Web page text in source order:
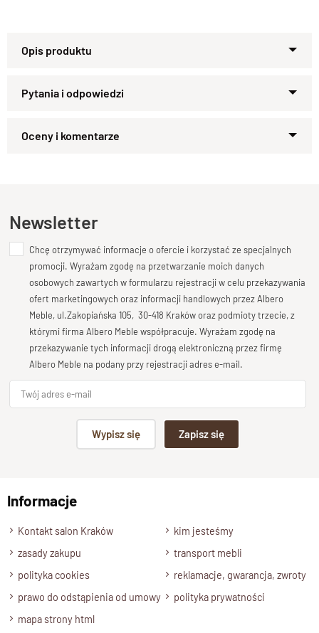
100% lite drewno Palisander Indyjski
Zapytaj o produkt
Dodaj opinię o produkcie
Twoja ocena
Bardzo dobry
Twoja opinia o produkcie
Podpis
Wyślij opinię
Newsletter
Chcę otrzymywać informacje o ofercie i korzystać ze specjalnych
promocji. Wyrażam zgodę na przetwarzanie moich danych
osobowych zawartych w formularzu rejestracji w celu przekazywania
ofert marketingowych oraz informacji handlowych przez Albero
Meble, ul.Zakopiańska 105, 30-418 Kraków oraz podmioty trzecie, z
którymi firma Albero Meble współpracuje. Wyrażam zgodę na
przekazywanie tych informacji drogą elektroniczną przez firmę
Albero Meble na podany przy rejestracji adres e-mail.
Wypisz się Zapisz się
Informacje
Kontakt salon Kraków
kim jesteśmy
zasady zakupu
transport mebli
polityka cookies
reklamacje, gwarancja, zwroty
prawo do odstąpienia od umowy
polityka prywatności
mapa strony html